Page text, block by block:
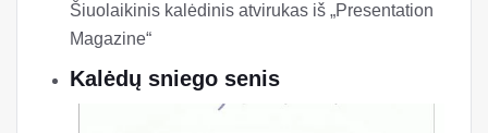
Šiuolaikinis kalėdinis atvirukas iš „Presentation
Magazine“
Kalėdų sniego senis